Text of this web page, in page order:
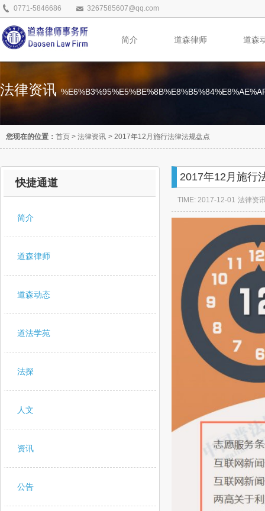
0771-5846686 3267585607@qq.com
简介 道森律师 道森
法律资讯
您现在的位置： 首页 > 法律资讯 > 2017年12月施行法律法规盘点
快捷通道
简介
道森律师
道森动态
道法学苑
法探
人文
资讯
公告
2017年12月施行
TIME: 2017-12-01 法律资